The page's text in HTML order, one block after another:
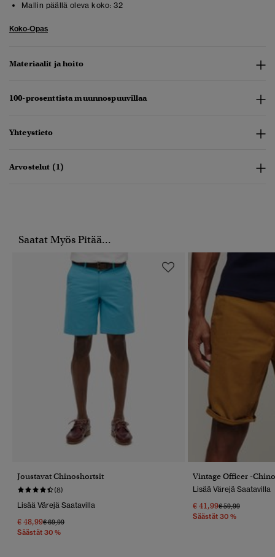
Mallin päällä oleva koko: 32
Koko-Opas
Materiaalit ja hoito
100-prosenttista muunnospuuvillaa
Yhteystieto
Arvostelut (1)
Saatat Myös Pitää...
Joustavat Chinoshortsit
(8)
Lisää Värejä Saatavilla
€ 48,99Hinta Alennettu Hinnasta
€ 69,99Hintaan
Säästät 30 %
Vintage Officer -
Lisää Värejä Saatavilla
€ 41,99Hinta Alennettu
€ 59,99Hintaan
Säästät 30 %